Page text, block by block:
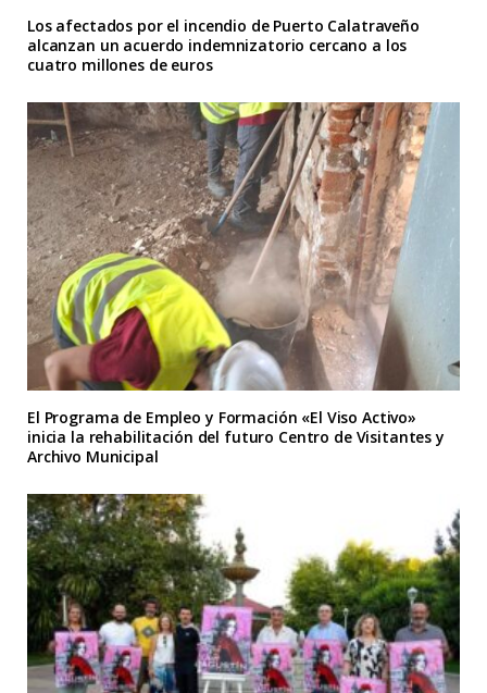
Los afectados por el incendio de Puerto Calatraveño
alcanzan un acuerdo indemnizatorio cercano a los
cuatro millones de euros
El Programa de Empleo y Formación «El Viso Activo»
inicia la rehabilitación del futuro Centro de Visitantes y
Archivo Municipal